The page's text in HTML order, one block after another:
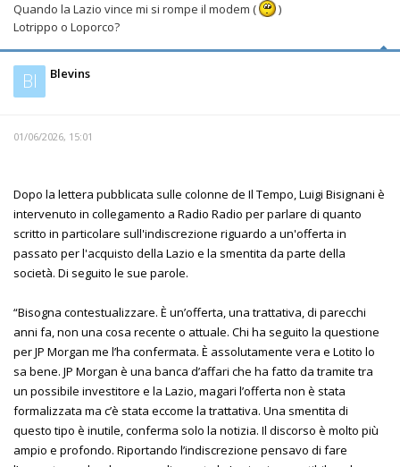
Quando la Lazio vince mi si rompe il modem (
)
Lotrippo o Loporco?
Bl Blevins
01/06/2026, 15:01
Dopo la lettera pubblicata sulle colonne de Il Tempo, Luigi Bisignani è
intervenuto in collegamento a Radio Radio per parlare di quanto
scritto in particolare sull'indiscrezione riguardo a un'offerta in
passato per l'acquisto della Lazio e la smentita da parte della
società. Di seguito le sue parole.
“Bisogna contestualizzare. È un’offerta, una trattativa, di parecchi
anni fa, non una cosa recente o attuale. Chi ha seguito la questione
per JP Morgan me l’ha confermata. È assolutamente vera e Lotito lo
sa bene. JP Morgan è una banca d’affari che ha fatto da tramite tra
un possibile investitore e la Lazio, magari l’offerta non è stata
formalizzata ma c’è stata eccome la trattativa. Una smentita di
questo tipo è inutile, conferma solo la notizia. Il discorso è molto più
ampio e profondo. Riportando l’indiscrezione pensavo di fare